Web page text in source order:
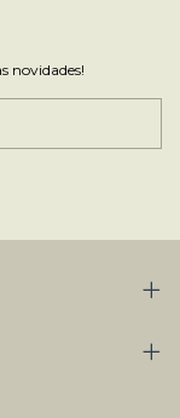
novidades!